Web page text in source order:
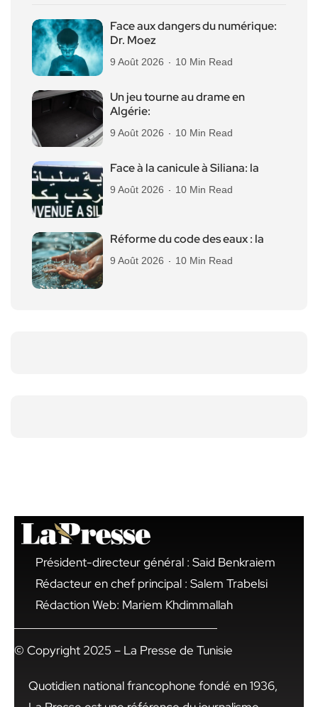
Face aux dangers du numérique:
Dr. Moez
9 Août 2026 10 Min Read
Un jeu tourne au drame en
Algérie:
9 Août 2026 10 Min Read
Face à la canicule à Siliana: la
9 Août 2026 10 Min Read
Réforme du code des eaux : la
9 Août 2026 10 Min Read
Président-directeur général : Said Benkraiem
Rédacteur en chef principal : Salem Trabelsi
Rédaction Web: Mariem Khdimmallah
© Copyright 2025 – La Presse de Tunisie
Quotidien national francophone fondé en 1936,